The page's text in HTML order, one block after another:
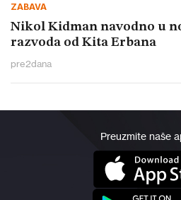
ZABAVA
Nikol Kidman navodno u
razvoda od Kita Erbana
pre2dana
Preuzmite naše